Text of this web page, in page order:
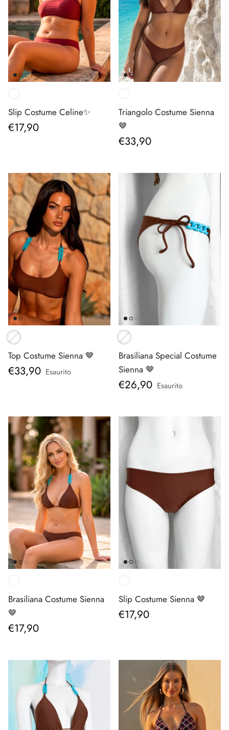
Slip Costume Celine✨
Prezzo normale
€17,90
Triangolo Costume Sienna
🤎
Prezzo normale
€33,90
Top Costume Sienna 🤎
Prezzo normale
€33,90 Esaurito
Brasiliana Special Costume
Sienna 🤎
Prezzo normale
€26,90 Esaurito
Brasiliana Costume Sienna
🤎
Prezzo normale
€17,90
Slip Costume Sienna 🤎
Prezzo normale
€17,90